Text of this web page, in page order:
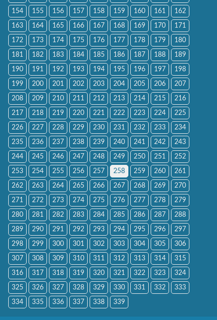
154 155 156 157 158 159 160 161 162
163 164 165 166 167 168 169 170 171
172 173 174 175 176 177 178 179 180
181 182 183 184 185 186 187 188 189
190 191 192 193 194 195 196 197 198
199 200 201 202 203 204 205 206 207
208 209 210 211 212 213 214 215 216
217 218 219 220 221 222 223 224 225
226 227 228 229 230 231 232 233 234
235 236 237 238 239 240 241 242 243
244 245 246 247 248 249 250 251 252
253 254 255 256 257 258 259 260 261
262 263 264 265 266 267 268 269 270
271 272 273 274 275 276 277 278 279
280 281 282 283 284 285 286 287 288
289 290 291 292 293 294 295 296 297
298 299 300 301 302 303 304 305 306
307 308 309 310 311 312 313 314 315
316 317 318 319 320 321 322 323 324
325 326 327 328 329 330 331 332 333
334 335 336 337 338 339